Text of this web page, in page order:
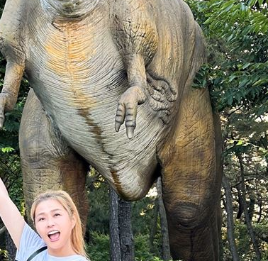
12:00
12:00
10:30
10:00